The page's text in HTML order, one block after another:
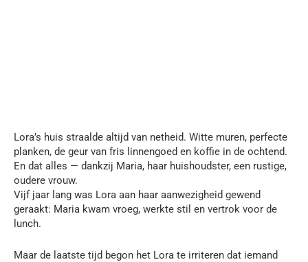
Lora’s huis straalde altijd van netheid. Witte muren, perfecte
planken, de geur van fris linnengoed en koffie in de ochtend.
En dat alles — dankzij Maria, haar huishoudster, een rustige,
oudere vrouw.
Vijf jaar lang was Lora aan haar aanwezigheid gewend
geraakt: Maria kwam vroeg, werkte stil en vertrok voor de
lunch.
Maar de laatste tijd begon het Lora te irriteren dat iemand